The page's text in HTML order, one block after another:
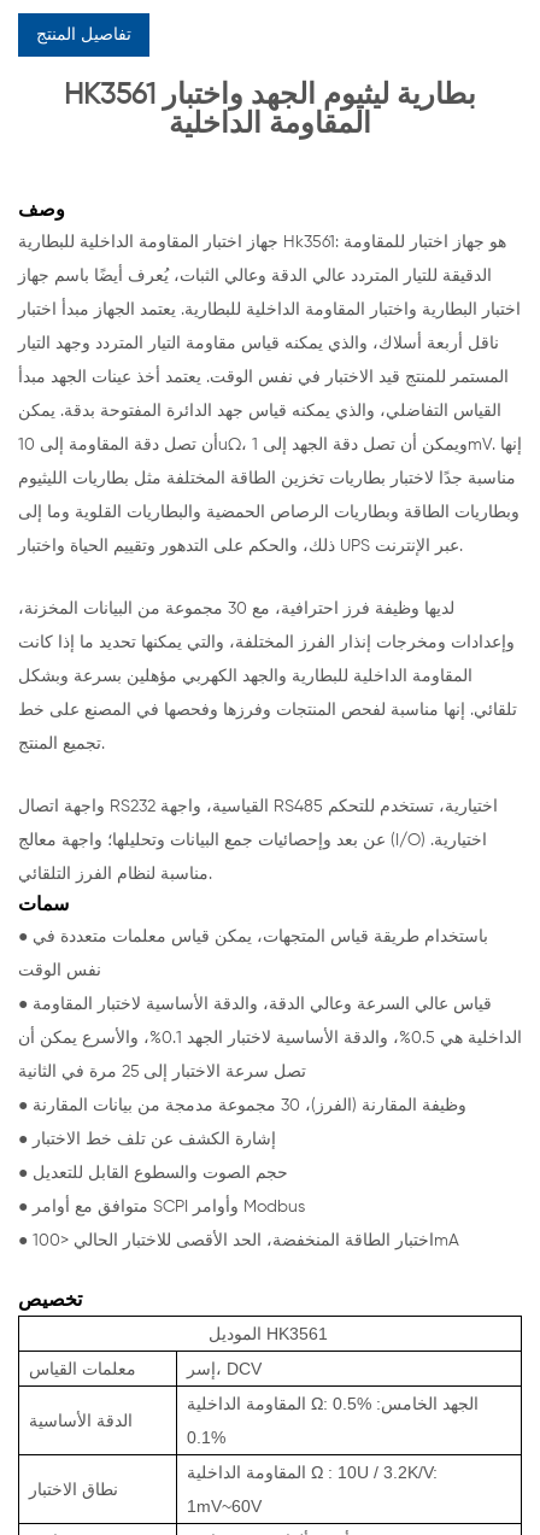
تفاصيل المنتج
HK3561 بطارية ليثيوم الجهد واختبار
المقاومة الداخلية
وصف
جهاز اختبار المقاومة الداخلية للبطارية Hk3561: هو جهاز اختبار للمقاومة
الدقيقة للتيار المتردد عالي الدقة وعالي الثبات، يُعرف أيضًا باسم جهاز
اختبار البطارية واختبار المقاومة الداخلية للبطارية. يعتمد الجهاز مبدأ اختبار
ناقل أربعة أسلاك، والذي يمكنه قياس مقاومة التيار المتردد وجهد التيار
المستمر للمنتج قيد الاختبار في نفس الوقت. يعتمد أخذ عينات الجهد مبدأ
القياس التفاضلي، والذي يمكنه قياس جهد الدائرة المفتوحة بدقة. يمكن
أن تصل دقة المقاومة إلى 10uΩ، ويمكن أن تصل دقة الجهد إلى 1mV. إنها
مناسبة جدًا لاختبار بطاريات تخزين الطاقة المختلفة مثل بطاريات الليثيوم
وبطاريات الطاقة وبطاريات الرصاص الحمضية والبطاريات القلوية وما إلى
ذلك، والحكم على التدهور وتقييم الحياة واختبار UPS عبر الإنترنت.
لديها وظيفة فرز احترافية، مع 30 مجموعة من البيانات المخزنة،
وإعدادات ومخرجات إنذار الفرز المختلفة، والتي يمكنها تحديد ما إذا كانت
المقاومة الداخلية للبطارية والجهد الكهربي مؤهلين بسرعة وبشكل
تلقائي. إنها مناسبة لفحص المنتجات وفرزها وفحصها في المصنع على خط
تجميع المنتج.
واجهة اتصال RS232 القياسية، واجهة RS485 اختيارية، تستخدم للتحكم
عن بعد وإحصائيات جمع البيانات وتحليلها؛ واجهة معالج (I/O) اختيارية.
مناسبة لنظام الفرز التلقائي.
سمات
● باستخدام طريقة قياس المتجهات، يمكن قياس معلمات متعددة في
نفس الوقت
● قياس عالي السرعة وعالي الدقة، والدقة الأساسية لاختبار المقاومة
الداخلية هي 0.5%، والدقة الأساسية لاختبار الجهد 0.1%، والأسرع يمكن أن
تصل سرعة الاختبار إلى 25 مرة في الثانية
● وظيفة المقارنة (الفرز)، 30 مجموعة مدمجة من بيانات المقارنة
● إشارة الكشف عن تلف خط الاختبار
● حجم الصوت والسطوع القابل للتعديل
● متوافق مع أوامر SCPI وأوامر Modbus
● اختبار الطاقة المنخفضة، الحد الأقصى للاختبار الحالي <100mA
تخصيص
الموديل HK3561
معلمات القياس
إسر، DCV
الدقة الأساسية
المقاومة الداخلية Ω: 0.5% الجهد الخامس:
0.1%
نطاق الاختبار
المقاومة الداخلية Ω : 10U / 3.2K/V:
1mV~60V